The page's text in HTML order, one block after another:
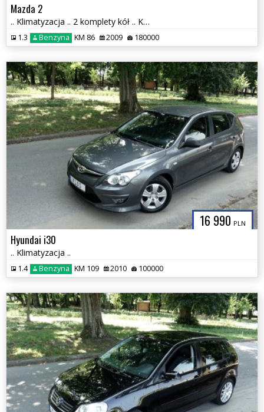
Mazda 2
.. Klimatyzacja .. 2 komplety kół .. Kontrola trakcji ..
1.3 Benzyna KM 86 2009 180000
16 990 PLN
Hyundai i30
.. Klimatyzacja ..
1.4 Benzyna KM 109 2010 100000